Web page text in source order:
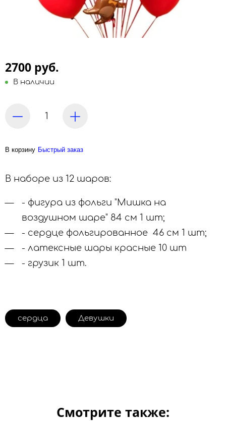
2700 руб.
В наличии
В корзину Быстрый заказ
В наборе из 12 шаров:
- фигура из фольги "Мишка на
воздушном шаре" 84 см 1 шт;
- сердце фольгированное 46 см 1 шт;
- латексные шары красные 10 шт
- грузик 1 шт.
сердца Девушки
Смотрите также: